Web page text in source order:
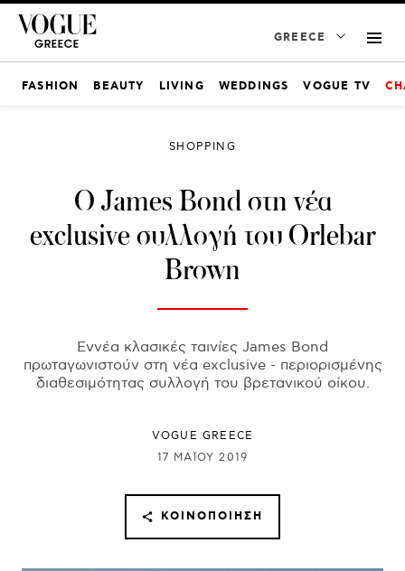
GREECE
FASHION BEAUTY LIVING WEDDINGS VOGUE TV
SHOPPING
O James Bond στη νέα
exclusive συλλογή του Orlebar
Brown
Εννέα κλασικές ταινίες James Bond
πρωταγωνιστούν στη νέα exclusive - περιορισμένης
διαθεσιμότητας συλλογή του βρετανικού οίκου.
VOGUE GREECE
17 ΜΑΪ́ΟΥ 2019
ΚΟΙΝΟΠΟΊΗΣΗ